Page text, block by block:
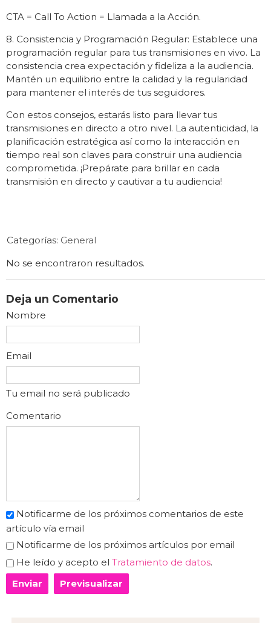
CTA = Call To Action = Llamada a la Acción.
8. Consistencia y Programación Regular: Establece una
programación regular para tus transmisiones en vivo. La
consistencia crea expectación y fideliza a la audiencia.
Mantén un equilibrio entre la calidad y la regularidad
para mantener el interés de tus seguidores.
Con estos consejos, estarás listo para llevar tus
transmisiones en directo a otro nivel. La autenticidad, la
planificación estratégica así como la interacción en
tiempo real son claves para construir una audiencia
comprometida. ¡Prepárate para brillar en cada
transmisión en directo y cautivar a tu audiencia!
Categorías: General
No se encontraron resultados.
Deja un Comentario
Nombre
Email
Tu email no será publicado
Comentario
Notificarme de los próximos comentarios de este
artículo vía email
Notificarme de los próximos artículos por email
He leído y acepto el Tratamiento de datos.